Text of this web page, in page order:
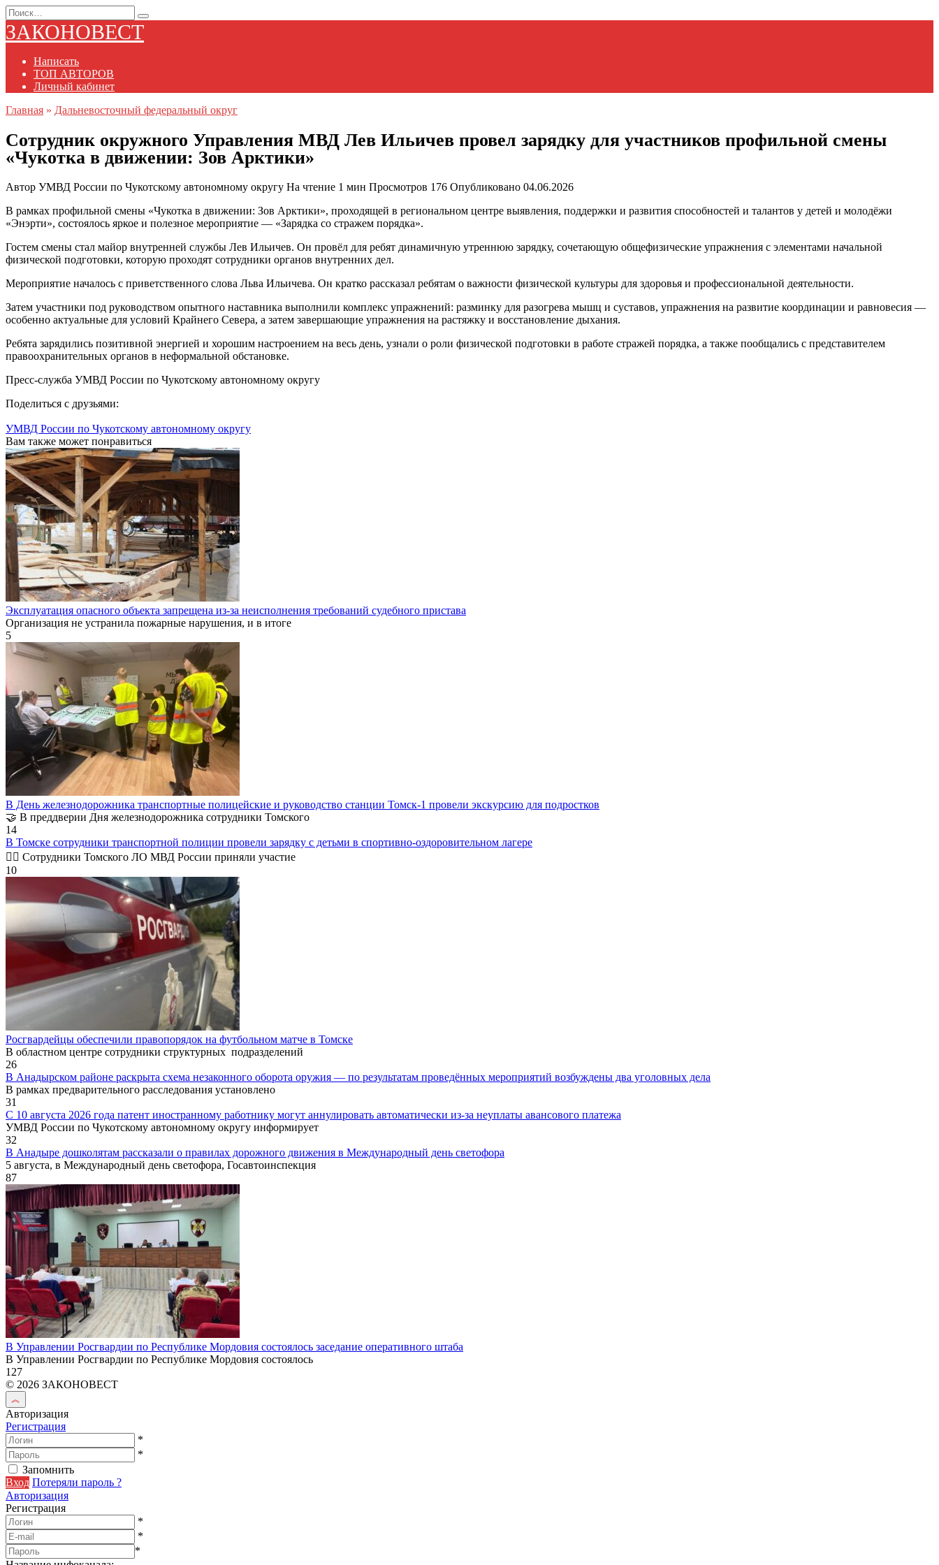
Перейти
к
содержанию
Search
for:
ЗАКОНОВЕСТ
Написать
ТОП АВТОРОВ
Личный кабинет
Главная » Дальневосточный федеральный округ
Сотрудник окружного Управления МВД Лев Ильичев провел зарядку для участников профильной смены
«Чукотка в движении: Зов Арктики»
Автор УМВД России по Чукотскому автономному округу На чтение 1 мин Просмотров 176 Опубликовано 04.06.2026
В рамках профильной смены «Чукотка в движении: Зов Арктики», проходящей в региональном центре выявления, поддержки и развития способностей и талантов у детей и молодёжи
«Энэрти», состоялось яркое и полезное мероприятие — «Зарядка со стражем порядка».
Гостем смены стал майор внутренней службы Лев Ильичев. Он провёл для ребят динамичную утреннюю зарядку, сочетающую общефизические упражнения с элементами начальной
физической подготовки, которую проходят сотрудники органов внутренних дел.
Мероприятие началось с приветственного слова Льва Ильичева. Он кратко рассказал ребятам о важности физической культуры для здоровья и профессиональной деятельности.
Затем участники под руководством опытного наставника выполнили комплекс упражнений: разминку для разогрева мышц и суставов, упражнения на развитие координации и равновесия —
особенно актуальные для условий Крайнего Севера, а затем завершающие упражнения на растяжку и восстановление дыхания.
Ребята зарядились позитивной энергией и хорошим настроением на весь день, узнали о роли физической подготовки в работе стражей порядка, а также пообщались с представителем
правоохранительных органов в неформальной обстановке.
Пресс-служба УМВД России по Чукотскому автономному округу
Поделиться с друзьями:
УМВД России по Чукотскому автономному округу
Вам также может понравиться
Эксплуатация опасного объекта запрещена из-за неисполнения требований судебного пристава
Организация не устранила пожарные нарушения, и в итоге
5
В День железнодорожника транспортные полицейские и руководство станции Томск-1 провели экскурсию для подростков
🤝 В преддверии Дня железнодорожника сотрудники Томского
14
В Томске сотрудники транспортной полиции провели зарядку с детьми в спортивно-оздоровительном лагере
👮‍♀️ Сотрудники Томского ЛО МВД России приняли участие
10
Росгвардейцы обеспечили правопорядок на футбольном матче в Томске
В областном центре сотрудники структурных подразделений
26
В Анадырском районе раскрыта схема незаконного оборота оружия — по результатам проведённых мероприятий возбуждены два уголовных дела
В рамках предварительного расследования установлено
31
С 10 августа 2026 года патент иностранному работнику могут аннулировать автоматически из-за неуплаты авансового платежа
УМВД России по Чукотскому автономному округу информирует
32
В Анадыре дошколятам рассказали о правилах дорожного движения в Международный день светофора
5 августа, в Международный день светофора, Госавтоинспекция
87
В Управлении Росгвардии по Республике Мордовия состоялось заседание оперативного штаба
В Управлении Росгвардии по Республике Мордовия состоялось
127
© 2026 ЗАКОНОВЕСТ
Авторизация
Регистрация
*
*
Запомнить
Вход Потеряли пароль ?
Авторизация
Регистрация
*
*
*